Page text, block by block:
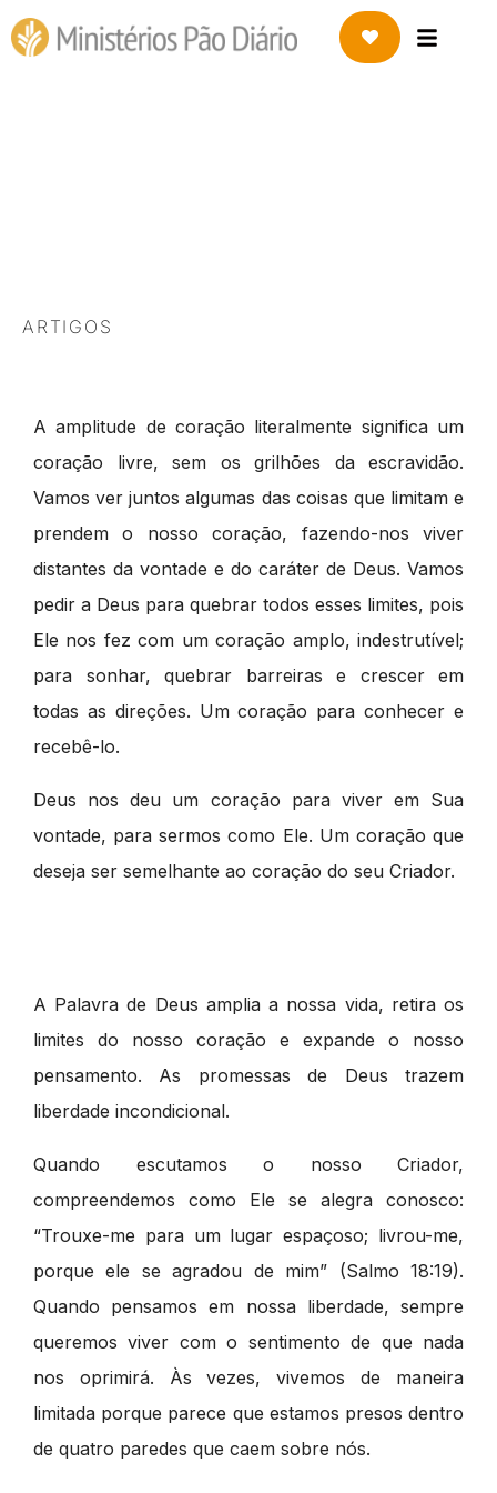
ARTIGOS
A amplitude de coração literalmente significa um
coração livre, sem os grilhões da escravidão.
Vamos ver juntos algumas das coisas que limitam e
prendem o nosso coração, fazendo-nos viver
distantes da vontade e do caráter de Deus. Vamos
pedir a Deus para quebrar todos esses limites, pois
Ele nos fez com um coração amplo, indestrutível;
para sonhar, quebrar barreiras e crescer em
todas as direções. Um coração para conhecer e
recebê-lo.
Deus nos deu um coração para viver em Sua
vontade, para sermos como Ele. Um coração que
deseja ser semelhante ao coração do seu Criador.
A Palavra de Deus amplia a nossa vida, retira os
limites do nosso coração e expande o nosso
pensamento. As promessas de Deus trazem
liberdade incondicional.
Quando escutamos o nosso Criador,
compreendemos como Ele se alegra conosco:
“Trouxe-me para um lugar espaçoso; livrou-me,
porque ele se agradou de mim” (Salmo 18:19).
Quando pensamos em nossa liberdade, sempre
queremos viver com o sentimento de que nada
nos oprimirá. Às vezes, vivemos de maneira
limitada porque parece que estamos presos dentro
de quatro paredes que caem sobre nós.